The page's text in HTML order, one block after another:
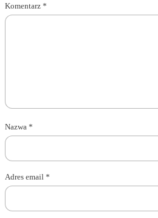
Komentarz *
Nazwa *
Adres email *